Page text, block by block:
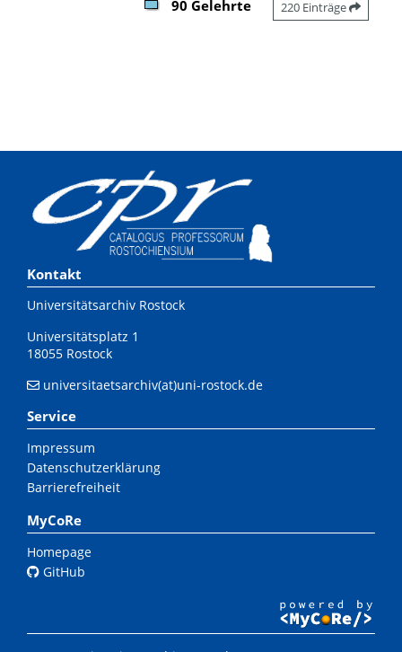
90 Gelehrte 220 Einträge
Kontakt
Universitätsarchiv Rostock
Universitätsplatz 1
18055 Rostock
universitaetsarchiv(at)uni-rostock.de
Service
Impressum
Datenschutzerklärung
Barrierefreiheit
MyCoRe
Homepage
GitHub